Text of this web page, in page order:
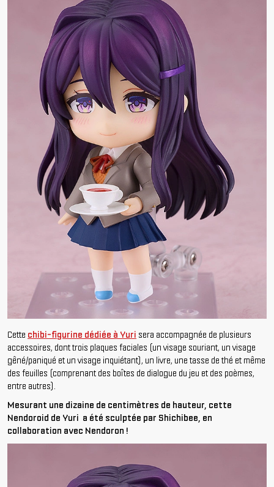
Cette chibi-figurine dédiée à Yuri sera accompagnée de plusieurs
accessoires, dont trois plaques faciales (un visage souriant, un visage
gêné/paniqué et un visage inquiétant), un livre, une tasse de thé et même
des feuilles (comprenant des boîtes de dialogue du jeu et des poèmes,
entre autres).
Mesurant une dizaine de centimètres de hauteur, cette
Nendoroid de Yuri a été sculptée par Shichibee, en
collaboration avec Nendoron !